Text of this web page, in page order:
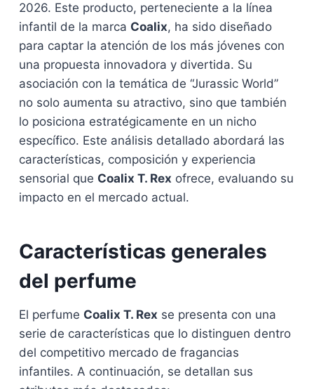
2026. Este producto, perteneciente a la línea
infantil de la marca Coalix, ha sido diseñado
para captar la atención de los más jóvenes con
una propuesta innovadora y divertida. Su
asociación con la temática de “Jurassic World”
no solo aumenta su atractivo, sino que también
lo posiciona estratégicamente en un nicho
específico. Este análisis detallado abordará las
características, composición y experiencia
sensorial que Coalix T. Rex ofrece, evaluando su
impacto en el mercado actual.
Características generales
del perfume
El perfume Coalix T. Rex se presenta con una
serie de características que lo distinguen dentro
del competitivo mercado de fragancias
infantiles. A continuación, se detallan sus